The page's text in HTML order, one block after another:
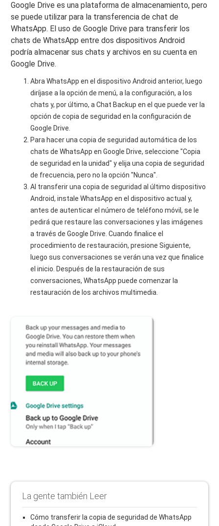
Google Drive es una plataforma de almacenamiento, pero
se puede utilizar para la transferencia de chat de
WhatsApp. El uso de Google Drive para transferir los
chats de WhatsApp entre dos dispositivos Android
podría almacenar sus chats y archivos en su cuenta en
Google Drive.
Abra WhatsApp en el dispositivo Android anterior, luego
diríjase a la opción de menú, a la configuración, a los
chats y, por último, a Chat Backup en el que puede ver la
opción de copia de seguridad en la configuración de
Google Drive.
Para hacer una copia de seguridad automática de los
chats de WhatsApp en Google Drive, seleccione "Copia
de seguridad en la unidad" y elija una copia de seguridad
de frecuencia, pero no la opción "Nunca".
Al transferir una copia de seguridad al último dispositivo
Android, instale WhatsApp en el dispositivo actual y,
antes de autenticar el número de teléfono móvil, se le
pedirá que restaure las conversaciones y las imágenes
a través de Google Drive. Cuando finalice el
procedimiento de restauración, presione Siguiente,
luego sus conversaciones se verán una vez que finalice
el inicio. Después de la restauración de sus
conversaciones, WhatsApp puede comenzar la
restauración de los archivos multimedia.
La gente también Leer
Cómo transferir la copia de seguridad de WhatsApp